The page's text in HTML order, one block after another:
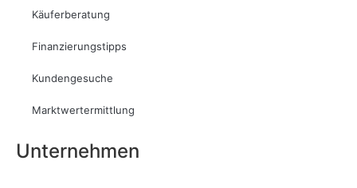
Käuferberatung
Finanzierungstipps
Kundengesuche
Marktwertermittlung
Unternehmen